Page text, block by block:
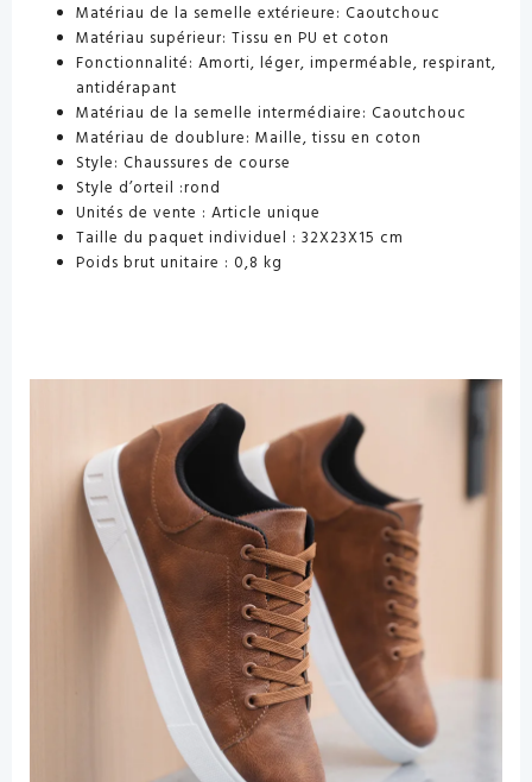
Matériau de la semelle extérieure: Caoutchouc
Matériau supérieur: Tissu en PU et coton
Fonctionnalité: Amorti, léger, imperméable, respirant,
antidérapant
Matériau de la semelle intermédiaire: Caoutchouc
Matériau de doublure: Maille, tissu en coton
Style: Chaussures de course
Style d’orteil :rond
Unités de vente : Article unique
Taille du paquet individuel : 32X23X15 cm
Poids brut unitaire : 0,8 kg